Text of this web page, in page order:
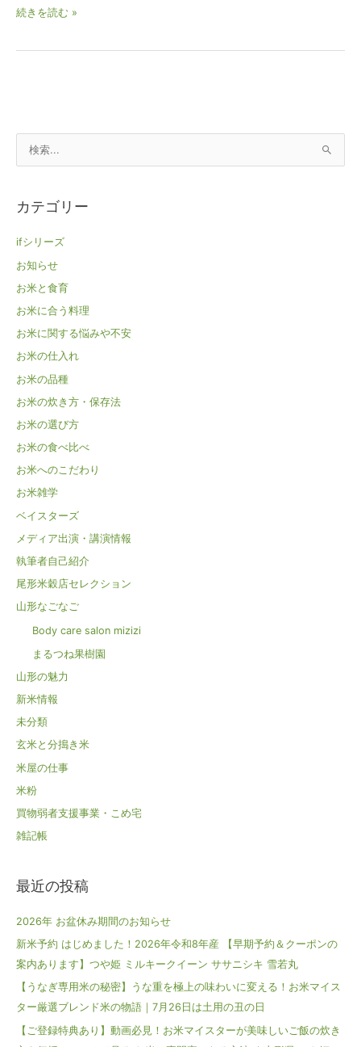
続きを読む »
象
カテゴリー
ifシリーズ
お知らせ
お米と食育
お米に合う料理
お米に関する悩みや不安
お米の仕入れ
お米の品種
お米の炊き方・保存法
お米の選び方
お米の食べ比べ
お米へのこだわり
お米雑学
ベイスターズ
メディア出演・講演情報
執筆者自己紹介
尾形米穀店セレクション
山形なごなご
Body care salon mizizi
まるつね果樹園
山形の魅力
新米情報
未分類
玄米と分搗き米
米屋の仕事
米粉
買物弱者支援事業・こめ宅
雑記帳
最近の投稿
2026年 お盆休み期間のお知らせ
新米予約 はじめました！2026年令和8年産 【早期予約＆クーポンの
案内あります】つや姫 ミルキークイーン ササニシキ 雪若丸
【うなぎ専用米の秘密】うな重を極上の味わいに変える！お米マイス
ター厳選ブレンド米の物語｜7月26日は土用の丑の日
【ご登録特典あり】動画必見！お米マイスターが美味しいご飯の炊き